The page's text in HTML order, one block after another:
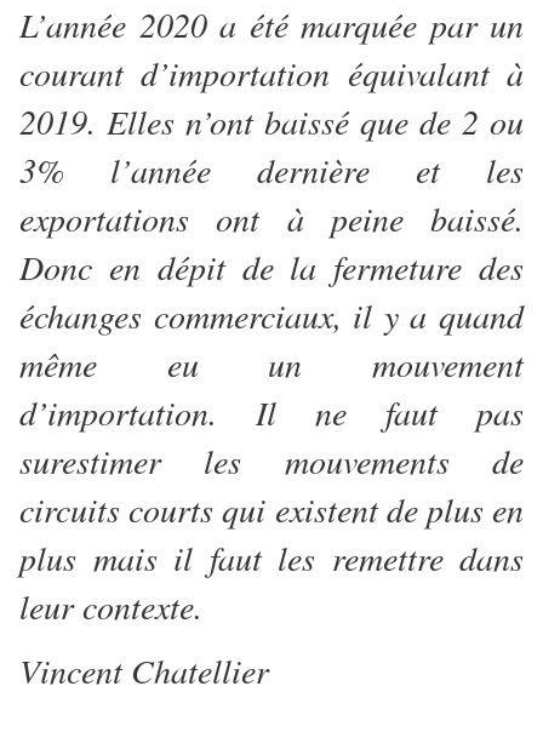
L’année 2020 a été marquée par un
courant d’importation équivalant à
2019. Elles n’ont baissé que de 2 ou
3% l’année dernière et les
exportations ont à peine baissé.
Donc en dépit de la fermeture des
échanges commerciaux, il y a quand
même eu un mouvement
d’importation. Il ne faut pas
surestimer les mouvements de
circuits courts qui existent de plus en
plus mais il faut les remettre dans
leur contexte.
Vincent Chatellier